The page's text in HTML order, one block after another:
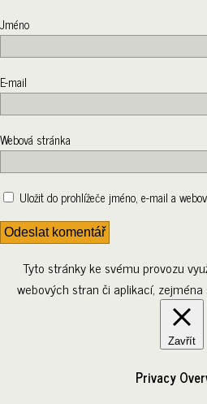
Jméno
E-mail
Webová stránka
Uložit do prohlížeče jméno, e-mail a
Tyto stránky ke svému provozu
webových stran či aplikací,
Zavřít
Privacy